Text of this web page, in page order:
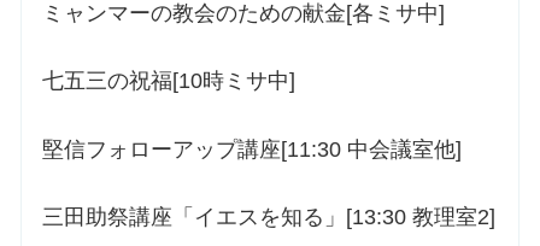
ミャンマーの教会のための献金[各ミサ中]
七五三の祝福[10時ミサ中]
堅信フォローアップ講座[11:30 中会議室他]
三田助祭講座「イエスを知る」[13:30 教理室2]